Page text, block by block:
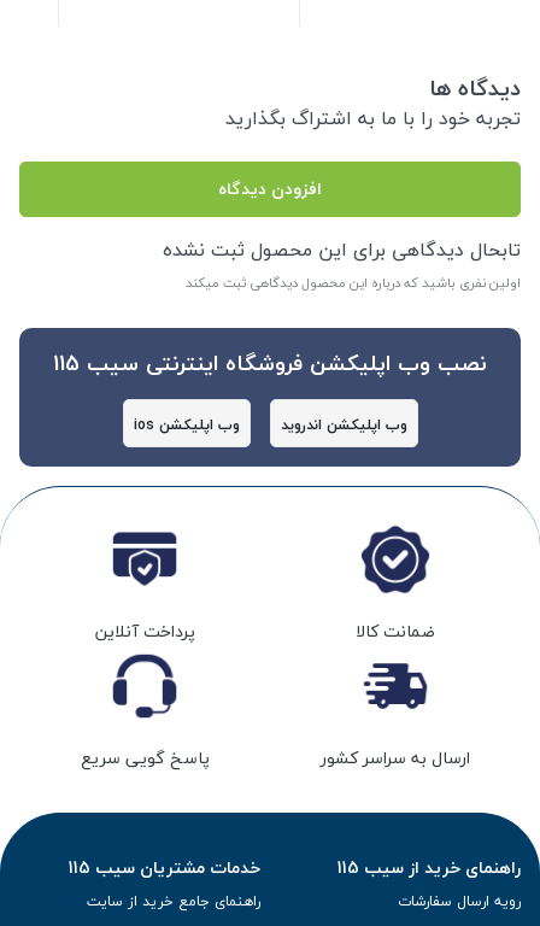
دیدگاه ها
تجربه خود را با ما به اشتراگ بگذارید
افزودن دیدگاه
تابحال دیدگاهی برای این محصول ثبت نشده
اولین نفری باشید که درباره این محصول دیدگاهی ثبت میکند
نصب وب اپلیکشن فروشگاه اینترنتی سیب 115
وب اپلیکشن اندروید وب اپلیکشن ios
ضمانت کالا پرداخت آنلاین
ارسال به سراسر کشور پاسخ گویی سریع
راهنمای خرید از سیب 115
رویه ارسال سفارشات
خدمات مشتریان سیب 115
راهنمای جامع خرید از سایت